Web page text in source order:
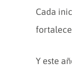
Cada
Y este